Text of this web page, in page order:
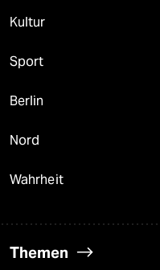
Kultur
Sport
Berlin
Nord
Wahrheit
Themen